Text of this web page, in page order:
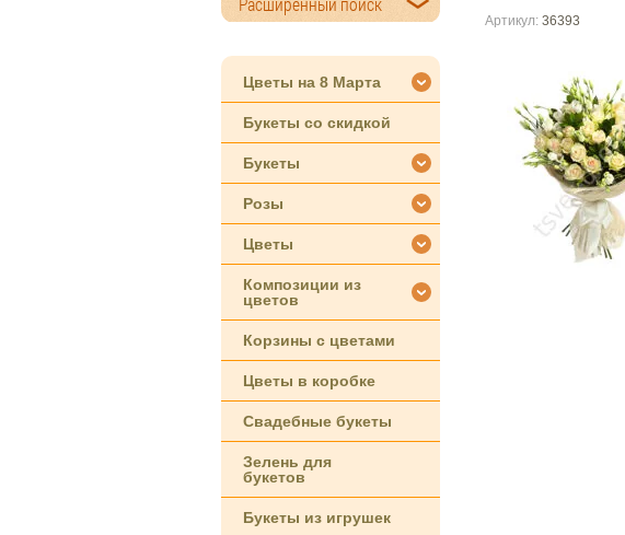
Артикул: 36393
Цветы на 8 Марта
Букеты со скидкой
Букеты
Розы
Цветы
Композиции из
цветов
Корзины с цветами
Цветы в коробке
Свадебные букеты
Зелень для
букетов
Букеты из игрушек